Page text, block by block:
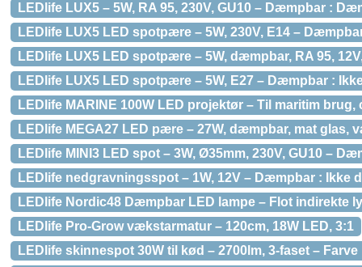
LEDlife LUX5 – 5W, RA 95, 230V, GU10 – Dæmpbar :
LEDlife LUX5 LED spotpære – 5W, 230V, E14 –
LEDlife LUX5 LED spotpære – 5W, dæmpbar, RA 95,
LEDlife LUX5 LED spotpære – 5W, E27 – Dæmpbar :
LEDlife MARINE 100W LED projektør – Til maritim
LEDlife MEGA27 LED pære – 27W, dæmpbar, mat
LEDlife MINI3 LED spot – 3W, Ø35mm, 230V, GU10 –
LEDlife nedgravningsspot – 1W, 12V – Dæmpbar : Ikke
LEDlife Nordic48 Dæmpbar LED lampe – Flot
LEDlife Pro-Grow vækstarmatur – 120cm, 18W LED, 3:1
LEDlife skinnespot 30W til kød – 2700lm, 3-faset –